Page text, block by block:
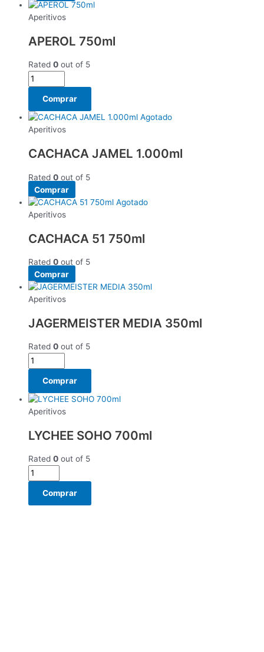
Aperitivos
APEROL 750ml
Rated 0 out of 5
Comprar
Agotado
Aperitivos
CACHACA JAMEL 1.000ml
Rated 0 out of 5
Comprar
Agotado
Aperitivos
CACHACA 51 750ml
Rated 0 out of 5
Comprar
Aperitivos
JAGERMEISTER MEDIA 350ml
Rated 0 out of 5
Comprar
Aperitivos
LYCHEE SOHO 700ml
Rated 0 out of 5
Comprar